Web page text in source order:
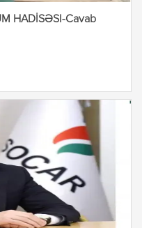
HADİSƏSI-Cavab